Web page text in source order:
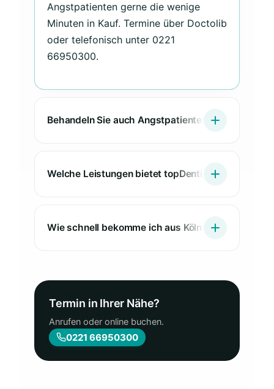
Angstpatienten gerne die wenige
Minuten in Kauf. Termine über Doctolib
oder telefonisch unter 0221
66950300.
Behandeln Sie auch Angstpatienten aus Köln-
Welche Leistungen bietet topDentis Cologne für
Wie schnell bekomme ich aus Köln-Buchheim
Termin in Ihrer Nähe?
Anrufen oder online buchen.
0221 66950300